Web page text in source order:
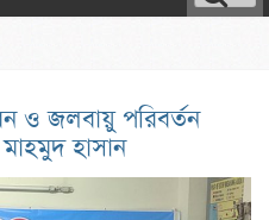
for:
ও জলবায়ু পরিবর্তন
হাসান